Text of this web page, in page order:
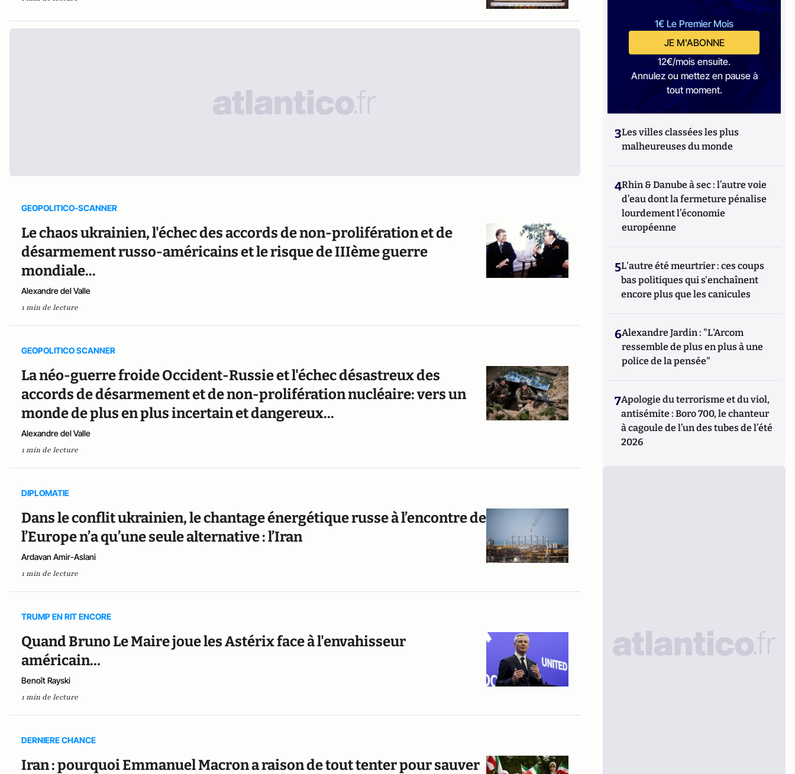
GEOPOLITICO-SCANNER
​​Le chaos ukrainien, l'échec des accords de non-prolifération et de
désarmement russo-américains et le risque de IIIème guerre
mondiale...
Alexandre del Valle
1 min de lecture
GEOPOLITICO SCANNER
La néo-guerre froide Occident-Russie et l'échec désastreux des
accords de désarmement et de non-prolifération nucléaire: vers un
monde de plus en plus incertain et dangereux...
Alexandre del Valle
1 min de lecture
DIPLOMATIE
Dans le conflit ukrainien, le chantage énergétique russe à l’encontre de
l’Europe n’a qu’une seule alternative : l’Iran
Ardavan Amir-Aslani
1 min de lecture
TRUMP EN RIT ENCORE
Quand Bruno Le Maire joue les Astérix face à l'envahisseur
américain…
Benoît Rayski
1 min de lecture
DERNIERE CHANCE
Iran : pourquoi Emmanuel Macron a raison de tout tenter pour sauver
1€ Le Premier Mois
JE M'ABONNE
12€/mois ensuite.
Annulez ou mettez en pause à
tout moment.
3Les villes classées les plus
malheureuses du monde
4Rhin & Danube à sec : l’autre voie
d’eau dont la fermeture pénalise
lourdement l’économie
européenne
5L'autre été meurtrier : ces coups
bas politiques qui s'enchaînent
encore plus que les canicules
6Alexandre Jardin : "L'Arcom
ressemble de plus en plus à une
police de la pensée"
7Apologie du terrorisme et du viol,
antisémite : Boro 700, le chanteur
à cagoule de l’un des tubes de l’été
2026